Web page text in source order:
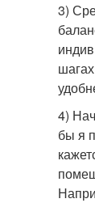
3)
4)
бы я